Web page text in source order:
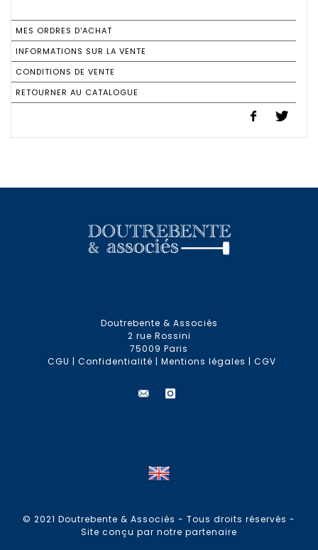
MES ORDRES D'ACHAT
INFORMATIONS SUR LA VENTE
CONDITIONS DE VENTE
RETOURNER AU CATALOGUE
Doutrebente & Associés
2 rue Rossini
75009 Paris
CGU | Confidentialité | Mentions légales | CGV
© 2021 Doutrebente & Associés - Tous droits réservés -
Site conçu par notre partenaire